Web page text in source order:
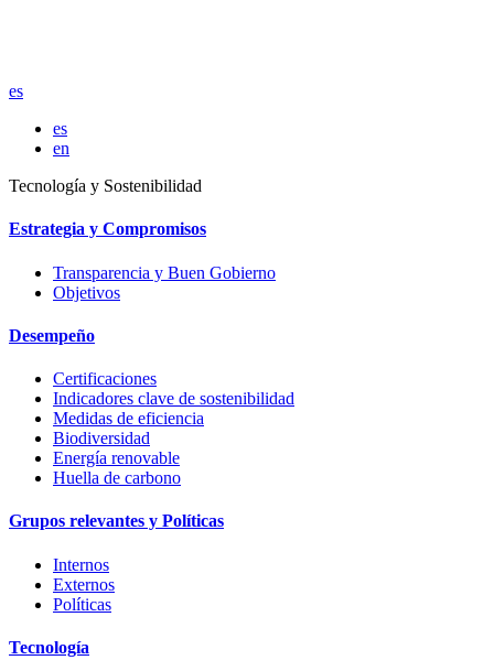
es
es
en
Tecnología y Sostenibilidad
Estrategia y Compromisos
Transparencia y Buen Gobierno
Objetivos
Desempeño
Certificaciones
Indicadores clave de sostenibilidad
Medidas de eficiencia
Biodiversidad
Energía renovable
Huella de carbono
Grupos relevantes y Políticas
Internos
Externos
Políticas
Tecnología